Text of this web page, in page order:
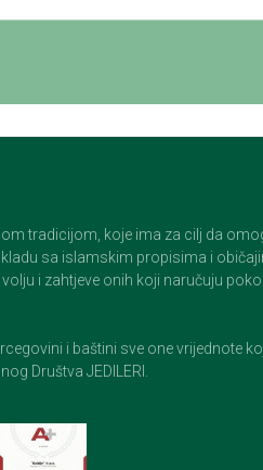
tradicijom, koje ima za cilj da
sa islamskim propisima i
i zahtjeve onih koji naručuju
i baštini sve one vrijednote
Društva JEDILERI.